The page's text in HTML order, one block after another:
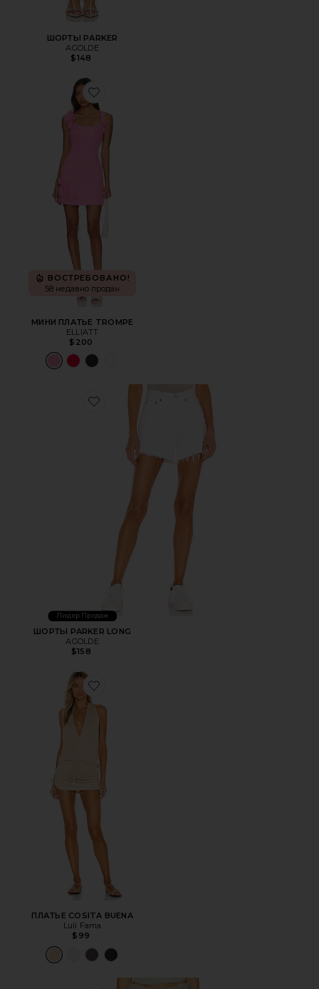
ШОРТЫ PARKER
AGOLDE
$148
Favorite МИНИ ПЛАТЬЕ TROMPE
ВОСТРЕБОВАНО!
58 недавно продан
МИНИ ПЛАТЬЕ TROMPE
ELLIATT
$200
Favorite ШОРТЫ PARKER LONG
Лидер Продаж
ШОРТЫ PARKER LONG
AGOLDE
$158
Favorite ПЛАТЬЕ COSITA BUENA
ПЛАТЬЕ COSITA BUENA
Luli Fama
$99